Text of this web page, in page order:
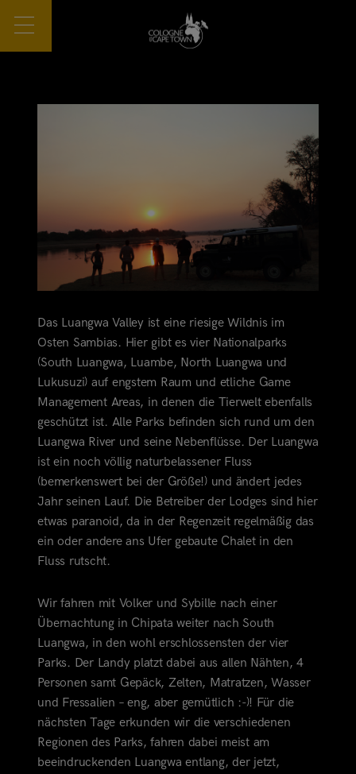
Das Luangwa Valley ist eine riesige Wildnis im
Osten Sambias. Hier gibt es vier Nationalparks
(South Luangwa, Luambe, North Luangwa und
Lukusuzi) auf engstem Raum und etliche Game
Management Areas, in denen die Tierwelt ebenfalls
geschützt ist. Alle Parks befinden sich rund um den
Luangwa River und seine Nebenflüsse. Der Luangwa
ist ein noch völlig naturbelassener Fluss
(bemerkenswert bei der Größe!) und ändert jedes
Jahr seinen Lauf. Die Betreiber der Lodges sind hier
etwas paranoid, da in der Regenzeit regelmäßig das
ein oder andere ans Ufer gebaute Chalet in den
Fluss rutscht.
Wir fahren mit Volker und Sybille nach einer
Übernachtung in Chipata weiter nach South
Luangwa, in den wohl erschlossensten der vier
Parks. Der Landy platzt dabei aus allen Nähten, 4
Personen samt Gepäck, Zelten, Matratzen, Wasser
und Fressalien – eng, aber gemütlich :-)! Für die
nächsten Tage erkunden wir die verschiedenen
Regionen des Parks, fahren dabei meist am
beeindruckenden Luangwa entlang, der jetzt,